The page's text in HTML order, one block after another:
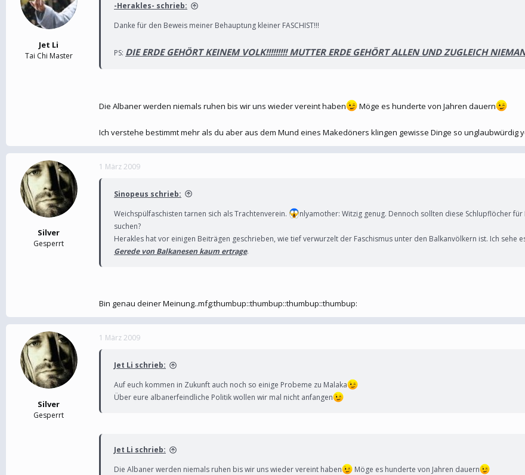
Jet Li
Tai Chi Master
-Herakles- schrieb:
Danke für den Beweis meiner Behauptung kleiner FASCHIST!!!
PS: DIE ERDE GEHÖRT KEINEM VOLK!!!!!!!!! MUTTER ERDE GEHÖRT ALLEN UND ZUGLEICH
Die Albaner werden niemals ruhen bis wir uns wieder vereint haben Möge es hunderte von Jahren dauern
Ich verstehe bestimmt mehr als du aber aus dem Mund eines Makedöners klingen gewisse Dinge so unglaubwürdig
Silver
Gesperrt
1 März 2009
Sinopeus schrieb:
Weichspülfaschisten tarnen sich als Trachtenverein.
nlyamother: Witzig genug. Dennoch sollten diese Schlupflöcher
suchen?
Herakles hat vor einigen Beiträgen geschrieben, wie tief verwurzelt der Faschismus unter den Balkanvölkern ist. Ich sehe
Gerede von Balkanesen kaum ertrage.
Bin genau deiner Meinung..mfg:thumbup::thumbup::thumbup::thumbup:
Silver
Gesperrt
1 März 2009
Jet Li schrieb:
Auf euch kommen in Zukunft auch noch so einige Probeme zu Malaka
Über eure albanerfeindliche Politik wollen wir mal nicht anfangen
Jet Li schrieb:
Die Albaner werden niemals ruhen bis wir uns wieder vereint haben
Möge es hunderte von Jahren dauern